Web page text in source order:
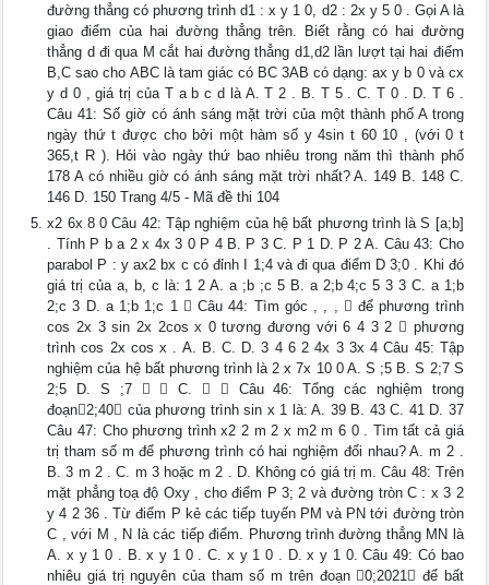
đường thẳng có phương trình d1 : x y 1 0, d2 : 2x y 5 0 . Gọi A là
giao điểm của hai đường thẳng trên. Biết rằng có hai đường
thẳng d đi qua M cắt hai đường thẳng d1,d2 lần lượt tại hai điểm
B,C sao cho ABC là tam giác có BC 3AB có dạng: ax y b 0 và cx
y d 0 , giá trị của T a b c d là A. T 2 . B. T 5 . C. T 0 . D. T 6 .
Câu 41: Số giờ có ánh sáng mặt trời của một thành phố A trong
ngày thứ t được cho bởi một hàm số y 4sin t 60 10 , (với 0 t
365,t R ). Hỏi vào ngày thứ bao nhiêu trong năm thì thành phố
178 A có nhiều giờ có ánh sáng mặt trời nhất? A. 149 B. 148 C.
146 D. 150 Trang 4/5 - Mã đề thi 104
x2 6x 8 0 Câu 42: Tập nghiệm của hệ bất phương trình là S [a;b]
. Tính P b a 2 x 4x 3 0 P 4 B. P 3 C. P 1 D. P 2 A. Câu 43: Cho
parabol P : y ax2 bx c có đỉnh I 1;4 và đi qua điểm D 3;0 . Khi đó
giá trị của a, b, c là: 1 2 A. a ;b ;c 5 B. a 2;b 4;c 5 3 3 C. a 1;b
2;c 3 D. a 1;b 1;c 1  Câu 44: Tìm góc , , ,  để phương trình
cos 2x 3 sin 2x 2cos x 0 tương đương với 6 4 3 2  phương
trình cos 2x cos x . A. B. C. D. 3 4 6 2 4x 3 3x 4 Câu 45: Tập
nghiệm của hệ bất phương trình là 2 x 7x 10 0 A. S ;5 B. S 2;7 S
2;5 D. S ;7   C.   Câu 46: Tổng các nghiệm trong
đoạn2;40 của phương trình sin x 1 là: A. 39 B. 43 C. 41 D. 37
Câu 47: Cho phương trình x2 2 m 2 x m2 m 6 0 . Tìm tất cả giá
trị tham số m để phương trình có hai nghiệm đối nhau? A. m 2 .
B. 3 m 2 . C. m 3 hoặc m 2 . D. Không có giá trị m. Câu 48: Trên
mặt phẳng toạ độ Oxy , cho điểm P 3; 2 và đường tròn C : x 3 2
y 4 2 36 . Từ điểm P kẻ các tiếp tuyến PM và PN tới đường tròn
C , với M , N là các tiếp điểm. Phương trình đường thẳng MN là
A. x y 1 0 . B. x y 1 0 . C. x y 1 0 . D. x y 1 0. Câu 49: Có bao
nhiêu giá trị nguyên của tham số m trên đoạn 0;2021 để bất